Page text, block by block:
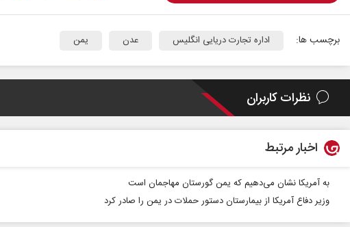
برچسب ها: اداره تجارت دریایی انگلیس عدن یمن
نظرات کاربران
اخبار مرتبط
به آمریکا نشان می‌دهیم که یمن گورستان مهاجمان است
وزیر دفاع آمریکا از بیمارستان دستور حملات در یمن را صادر کرد